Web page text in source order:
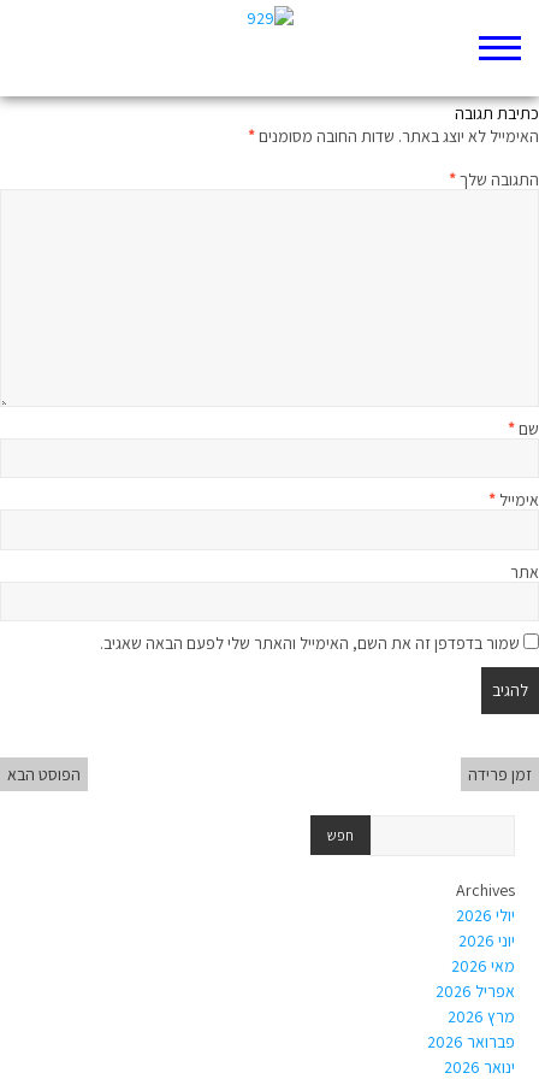
ממעמקים קראתיך: מיטיבי לכת לדברים פרק לא
כתיבת תגובה
האימייל לא יוצג באתר. שדות החובה מסומנים*
התגובה שלך*
שם*
אימייל *
אתר
שמור בדפדפן זה את השם, האימייל והאתר שלי לפעם הבאה שאגיב.
זמן פרידה הפוסט הבא
Archives
יולי 2026
יוני 2026
מאי 2026
אפריל 2026
מרץ 2026
פברואר 2026
ינואר 2026